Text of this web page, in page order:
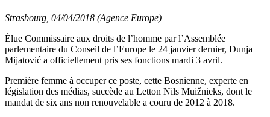
Strasbourg, 04/04/2018 (Agence Europe)
Élue Commissaire aux droits de l’homme par l’Assemblée
parlementaire du Conseil de l’Europe le 24 janvier dernier, Dunja
Mijatović a officiellement pris ses fonctions mardi 3 avril.
Première femme à occuper ce poste, cette Bosnienne, experte en
législation des médias, succède au Letton Nils Muižnieks, dont le
mandat de six ans non renouvelable a couru de 2012 à 2018.